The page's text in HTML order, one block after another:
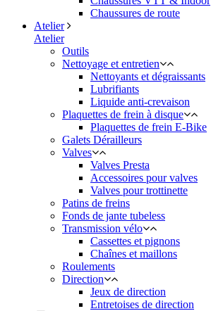
Chaussures de route
Atelier
Atelier
Outils
Nettoyage et entretien
Nettoyants et dégraissants
Lubrifiants
Liquide anti-crevaison
Plaquettes de frein à disque
Plaquettes de frein E-Bike
Galets Dérailleurs
Valves
Valves Presta
Accessoires pour valves
Valves pour trottinette
Patins de freins
Fonds de jante tubeless
Transmission vélo
Cassettes et pignons
Chaînes et maillons
Roulements
Direction
Jeux de direction
Entretoises de direction